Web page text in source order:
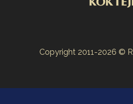
Copyright 2011-2026 ©